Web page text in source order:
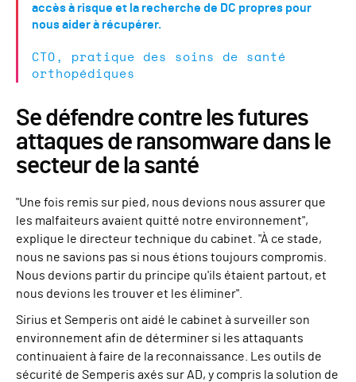
accès à risque et la recherche de DC propres pour
nous aider à récupérer.
CTO, pratique des soins de santé
orthopédiques
Se défendre contre les futures
attaques de ransomware dans le
secteur de la santé
"Une fois remis sur pied, nous devions nous assurer que
les malfaiteurs avaient quitté notre environnement",
explique le directeur technique du cabinet. "À ce stade,
nous ne savions pas si nous étions toujours compromis.
Nous devions partir du principe qu'ils étaient partout, et
nous devions les trouver et les éliminer".
Sirius et Semperis ont aidé le cabinet à surveiller son
environnement afin de déterminer si les attaquants
continuaient à faire de la reconnaissance. Les outils de
sécurité de Semperis axés sur AD, y compris la solution de